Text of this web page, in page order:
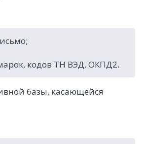
кодов ТН ВЭД, ОКПД2.
базы, касающейся